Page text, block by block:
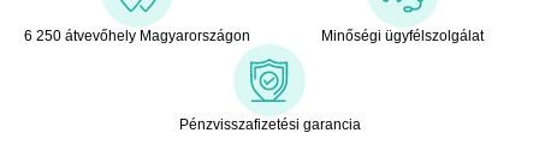
6 250 átvevőhely Magyarországon Minőségi ügyfélszolgálat
Pénzvisszafizetési garancia